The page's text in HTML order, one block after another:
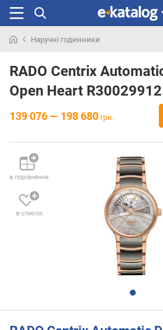
раніше
Наручні годинники
RADO Centrix
Open Heart R30029912
139 076 — 198 680 грн.
в порівняння
в список